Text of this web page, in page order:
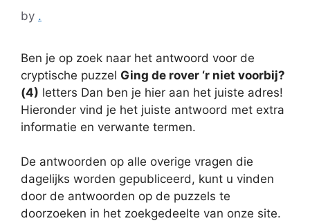
by .
Ben je op zoek naar het antwoord voor de
cryptische puzzel Ging de rover ‘r niet voorbij?
(4) letters Dan ben je hier aan het juiste adres!
Hieronder vind je het juiste antwoord met extra
informatie en verwante termen.
De antwoorden op alle overige vragen die
dagelijks worden gepubliceerd, kunt u vinden
door de antwoorden op de puzzels te
doorzoeken in het zoekgedeelte van onze site.